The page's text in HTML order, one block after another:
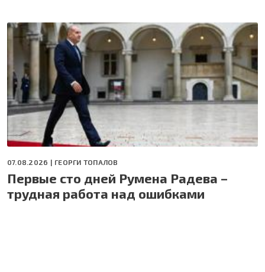
07.08.2026 | ГЕОРГИ ТОПАЛОВ
Первые сто дней Румена Радева –
трудная работа над ошибками